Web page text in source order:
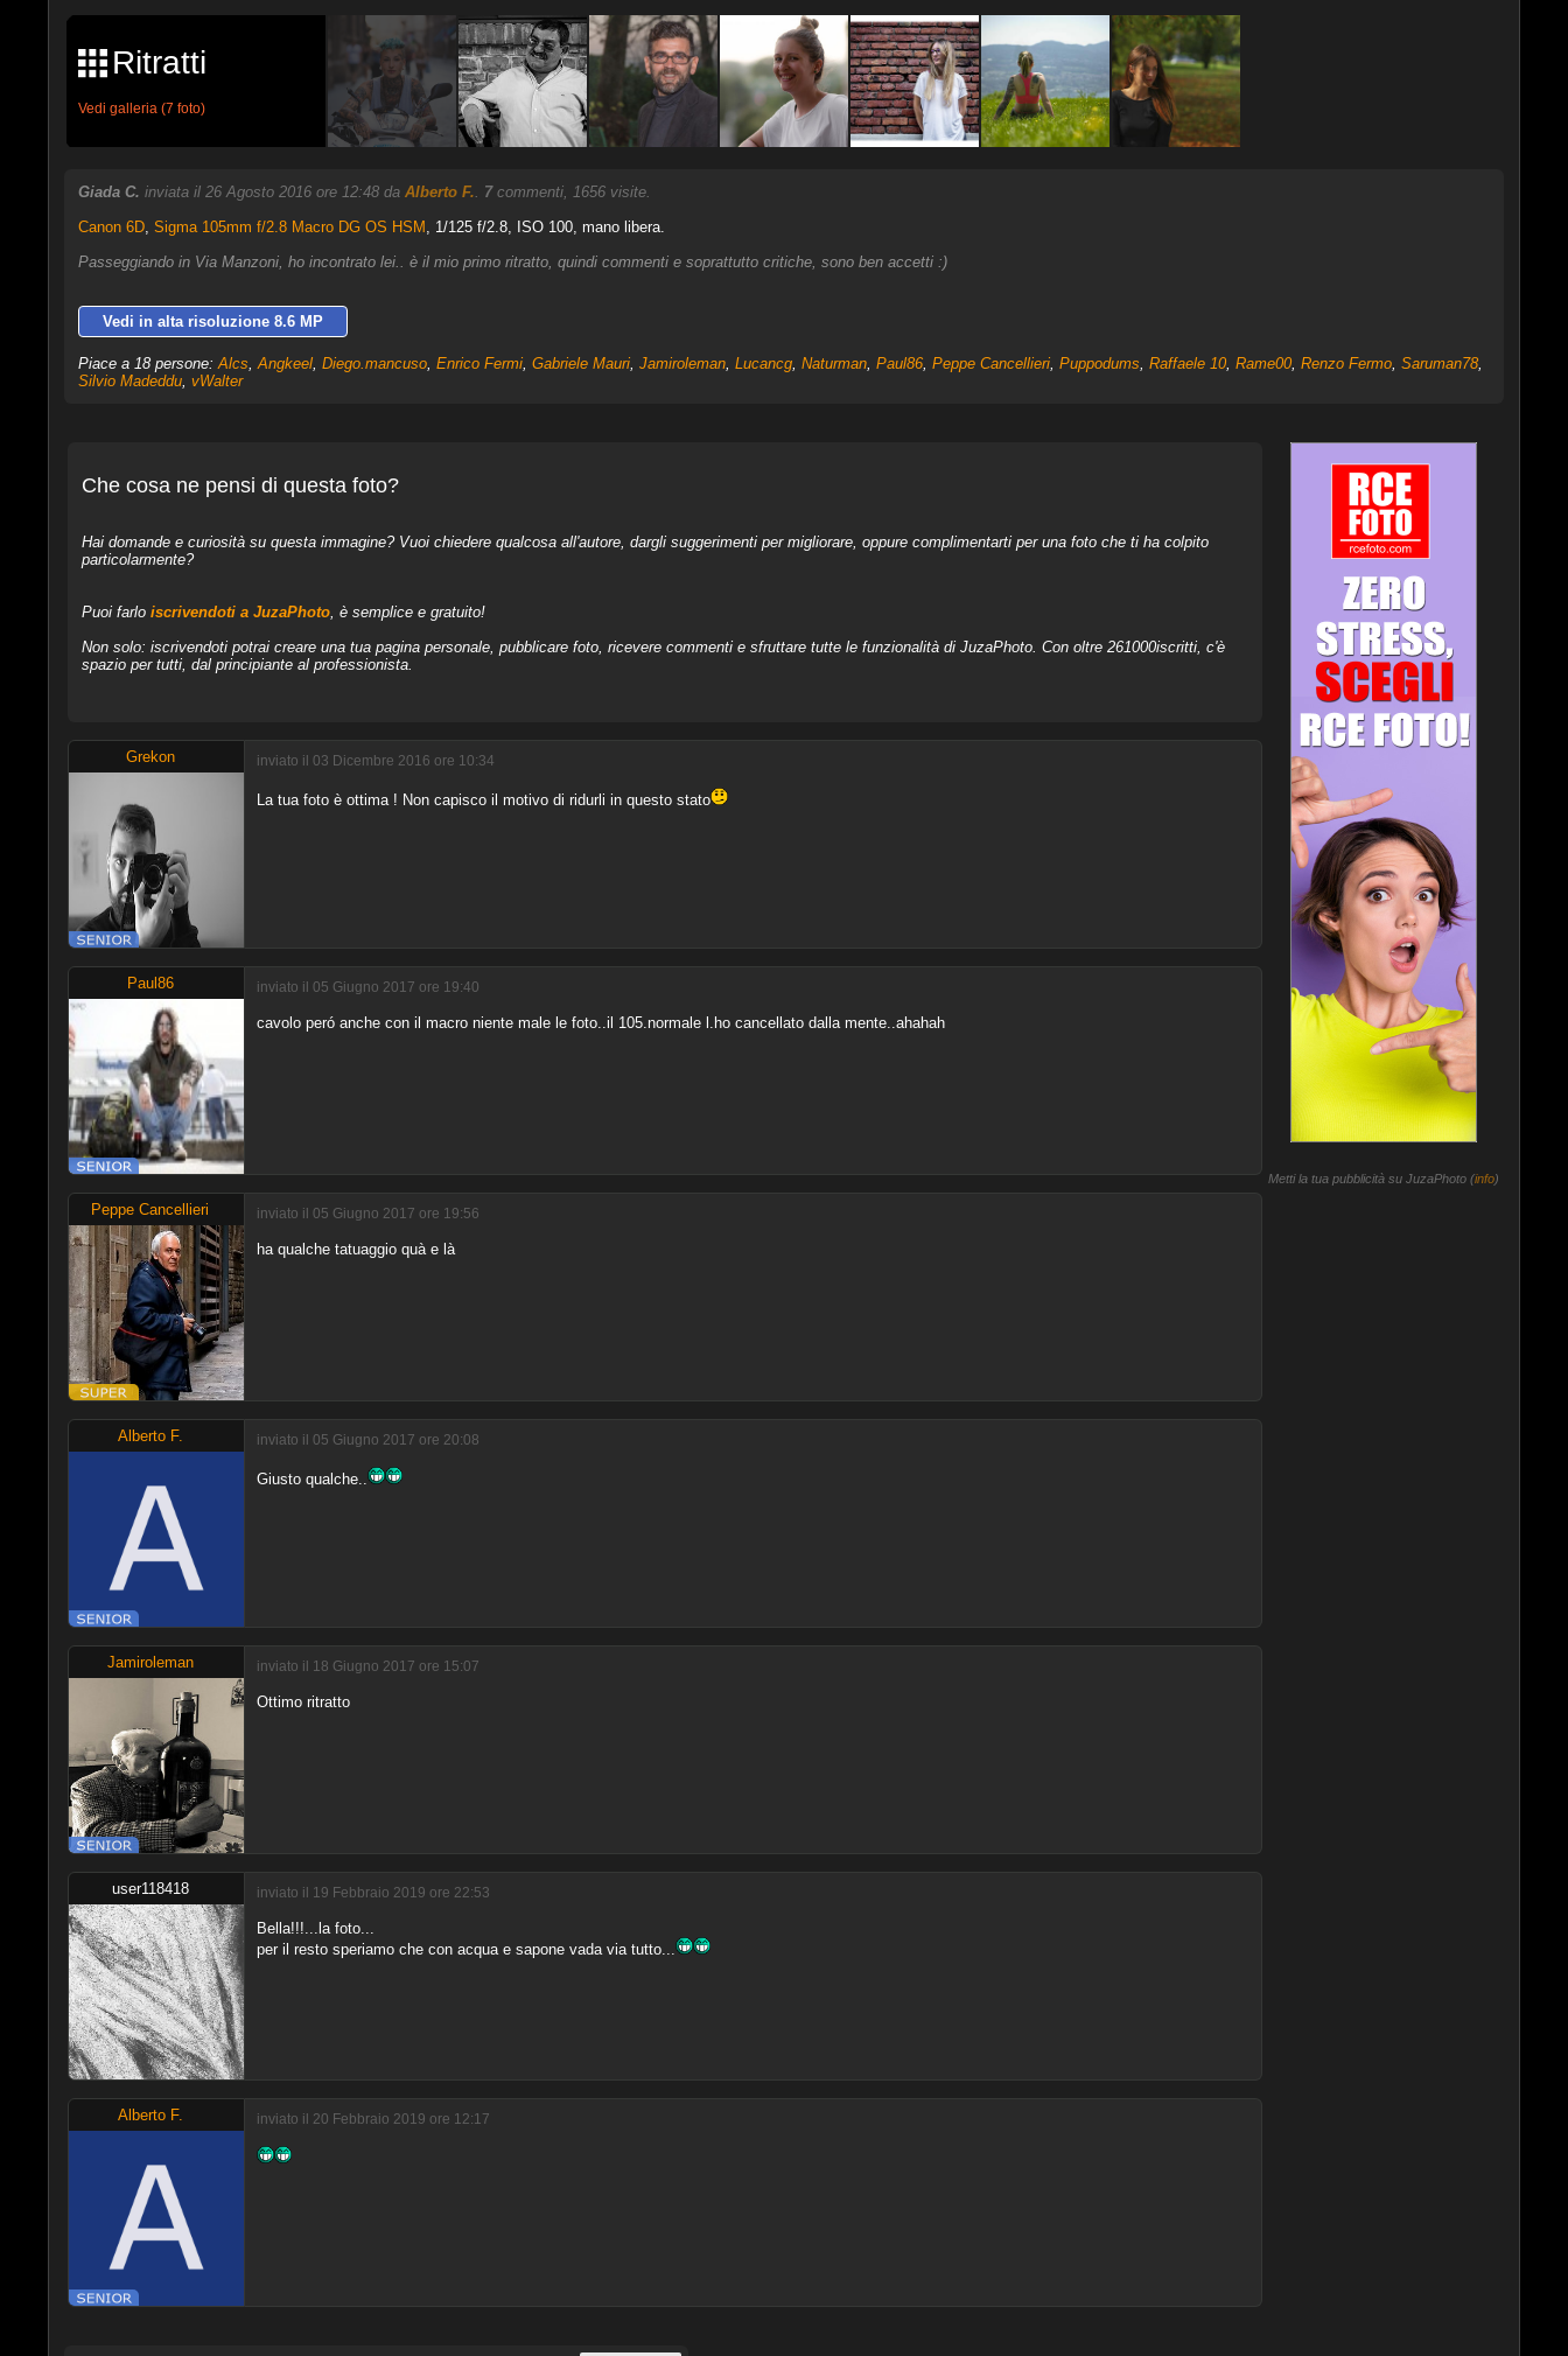
Ritratti
Vedi galleria (7 foto)
Giada C. inviata il 26 Agosto 2016 ore 12:48 da Alberto F.. 7commenti, 1656 visite.
Canon 6D, Sigma 105mm f/2.8 Macro DG OS HSM , 1/125 f/2.8, ISO 100, mano libera.
Passeggiando in Via Manzoni, ho incontrato lei.. è il mio primo ritratto, quindi commenti e soprattutto critiche, sono ben accetti :)
Vedi in alta risoluzione 8.6 MP
Piace a 18 persone:Alcs,Angkeel, Diego.mancuso, Enrico Fermi, Gabriele Mauri, Jamiroleman, Lucancg, Naturman, Paul86, Peppe Cancellieri, Puppodums, Raffaele 10, Rame00, Renzo Fermo, Saruman78,
Silvio Madeddu, vWalter
Che cosa ne pensi di questa foto?
Hai domande e curiosità su questa immagine? Vuoi chiedere qualcosa all'autore, dargli suggerimenti per migliorare, oppure complimentarti per una foto che ti ha colpito
particolarmente?
Puoi farlo iscrivendoti a JuzaPhoto, è semplice e gratuito!
Non solo: iscrivendoti potrai creare una tua pagina personale, pubblicare foto, ricevere commenti e sfruttare tutte le funzionalità di JuzaPhoto. Con oltre 261000iscritti, c'è
spazio per tutti, dal principiante al professionista.
Grekon inviato il 03 Dicembre 2016 ore 10:34
La tua foto è ottima ! Non capisco il motivo di ridurli in questo stato
Paul86 inviato il 05 Giugno 2017 ore 19:40
cavolo peró anche con il macro niente male le foto..il 105.normale l.ho cancellato dalla mente..ahahah
Peppe Cancellieri inviato il 05 Giugno 2017 ore 19:56
ha qualche tatuaggio quà e là
Alberto F. inviato il 05 Giugno 2017 ore 20:08
Giusto qualche..
Jamiroleman inviato il 18 Giugno 2017 ore 15:07
Ottimo ritratto
user118418 inviato il 19 Febbraio 2019 ore 22:53
Bella!!!...la foto...
per il resto speriamo che con acqua e sapone vada via tutto...
Alberto F. inviato il 20 Febbraio 2019 ore 12:17
Metti la tua pubblicità su JuzaPhoto (info)